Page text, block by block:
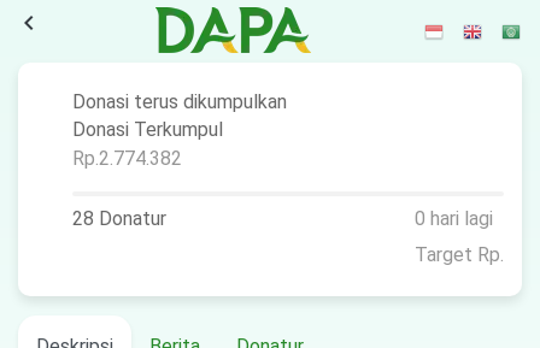
navigate_before
Donasi terus dikumpulkan
Donasi Terkumpul
Rp.2.774.382
28 Donatur
0 hari lagi
Target Rp.